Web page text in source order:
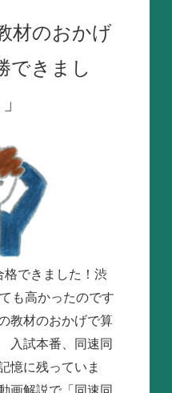
材のおかげ
できまし
格できました！渋
も高かったのです
教材のおかげで算
入試本番、同速同
憶に残っていま
画解説で「同速同